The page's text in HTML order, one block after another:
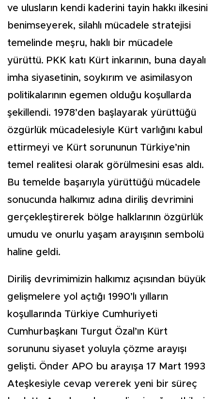
ve ulusların kendi kaderini tayin hakkı ilkesini
benimseyerek, silahlı mücadele stratejisi
temelinde meşru, haklı bir mücadele
yürüttü. PKK katı Kürt inkarının, buna dayalı
imha siyasetinin, soykırım ve asimilasyon
politikalarının egemen olduğu koşullarda
şekillendi. 1978’den başlayarak yürüttüğü
özgürlük mücadelesiyle Kürt varlığını kabul
ettirmeyi ve Kürt sorununun Türkiye’nin
temel realitesi olarak görülmesini esas aldı.
Bu temelde başarıyla yürüttüğü mücadele
sonucunda halkımız adına diriliş devrimini
gerçekleştirerek bölge halklarının özgürlük
umudu ve onurlu yaşam arayışının sembolü
haline geldi.
Diriliş devrimimizin halkımız açısından büyük
gelişmelere yol açtığı 1990’lı yılların
koşullarında Türkiye Cumhuriyeti
Cumhurbaşkanı Turgut Özal’ın Kürt
sorununu siyaset yoluyla çözme arayışı
gelişti. Önder APO bu arayışa 17 Mart 1993
Ateşkesiyle cevap vererek yeni bir süreç